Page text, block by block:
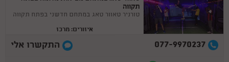
תקווה
טורניר טאוור טאג במתחם חדשני בפתח תקווה
איזורים: מרכז
077-9970237 התקשרו אלי